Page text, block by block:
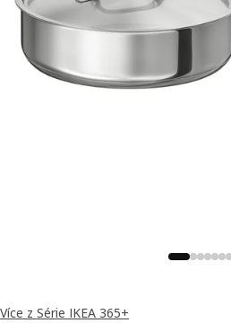
Více z Série IKEA 365+